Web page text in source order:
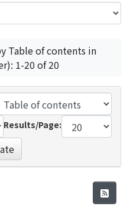
Table of contents in
1-20 of 20
Results/Page: